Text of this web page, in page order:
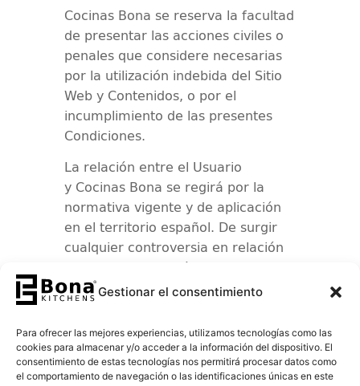
Gestionar el consentimiento
Para ofrecer las mejores experiencias, utilizamos tecnologías como las
cookies para almacenar y/o acceder a la información del dispositivo. El
consentimiento de estas tecnologías nos permitirá procesar datos como
el comportamiento de navegación o las identificaciones únicas en este
Cocinas Bona se reserva la facultad
de presentar las acciones civiles o
penales que considere necesarias
por la utilización indebida del Sitio
Web y Contenidos, o por el
incumplimiento de las presentes
Condiciones.
La relación entre el Usuario
y Cocinas Bona se regirá por la
normativa vigente y de aplicación
en el territorio español. De surgir
cualquier controversia en relación
con la interpretación y/o a la
aplicación de estas Condiciones las
partes someterán sus conflictos a
la jurisdicción ordinaria
sometiéndose a los jueces y
tribunales que correspondan